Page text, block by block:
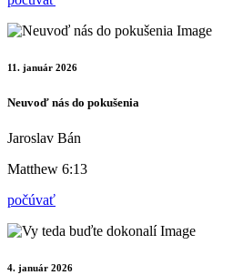
11. január 2026
Neuvoď nás do pokušenia
Jaroslav Bán
Matthew 6:13
počúvať
4. január 2026